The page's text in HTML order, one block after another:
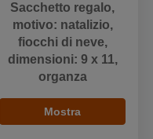
Sacchetto regalo,
motivo: natalizio,
fiocchi di neve,
dimensioni: 9 x 11,
organza
Mostra